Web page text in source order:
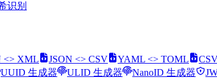
识别
<> XML JSON <> CSV YAML <> TOML
UUID 生成器 ULID 生成器 NanoID 生成器